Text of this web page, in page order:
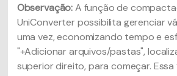
Observação:A função de
UniConverter possibilita gerenciar
uma vez, economizando tempo e
"+Adicionar arquivos/pastas",
superior direito, para começar.